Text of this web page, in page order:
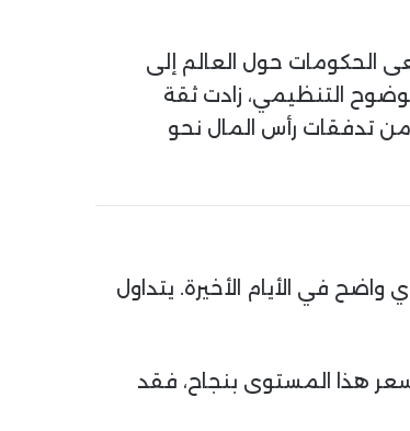
الحكومات حول العالم إلى
التنظيمي، زادت ثقة
من تدفقات رأس المال نحو
في الأيام الأخيرة. يتداول
مقاومة فورية عند مستوى 108,990 دولارًا. إذا تجاوز السعر هذا المستوى بنجاح، فقد